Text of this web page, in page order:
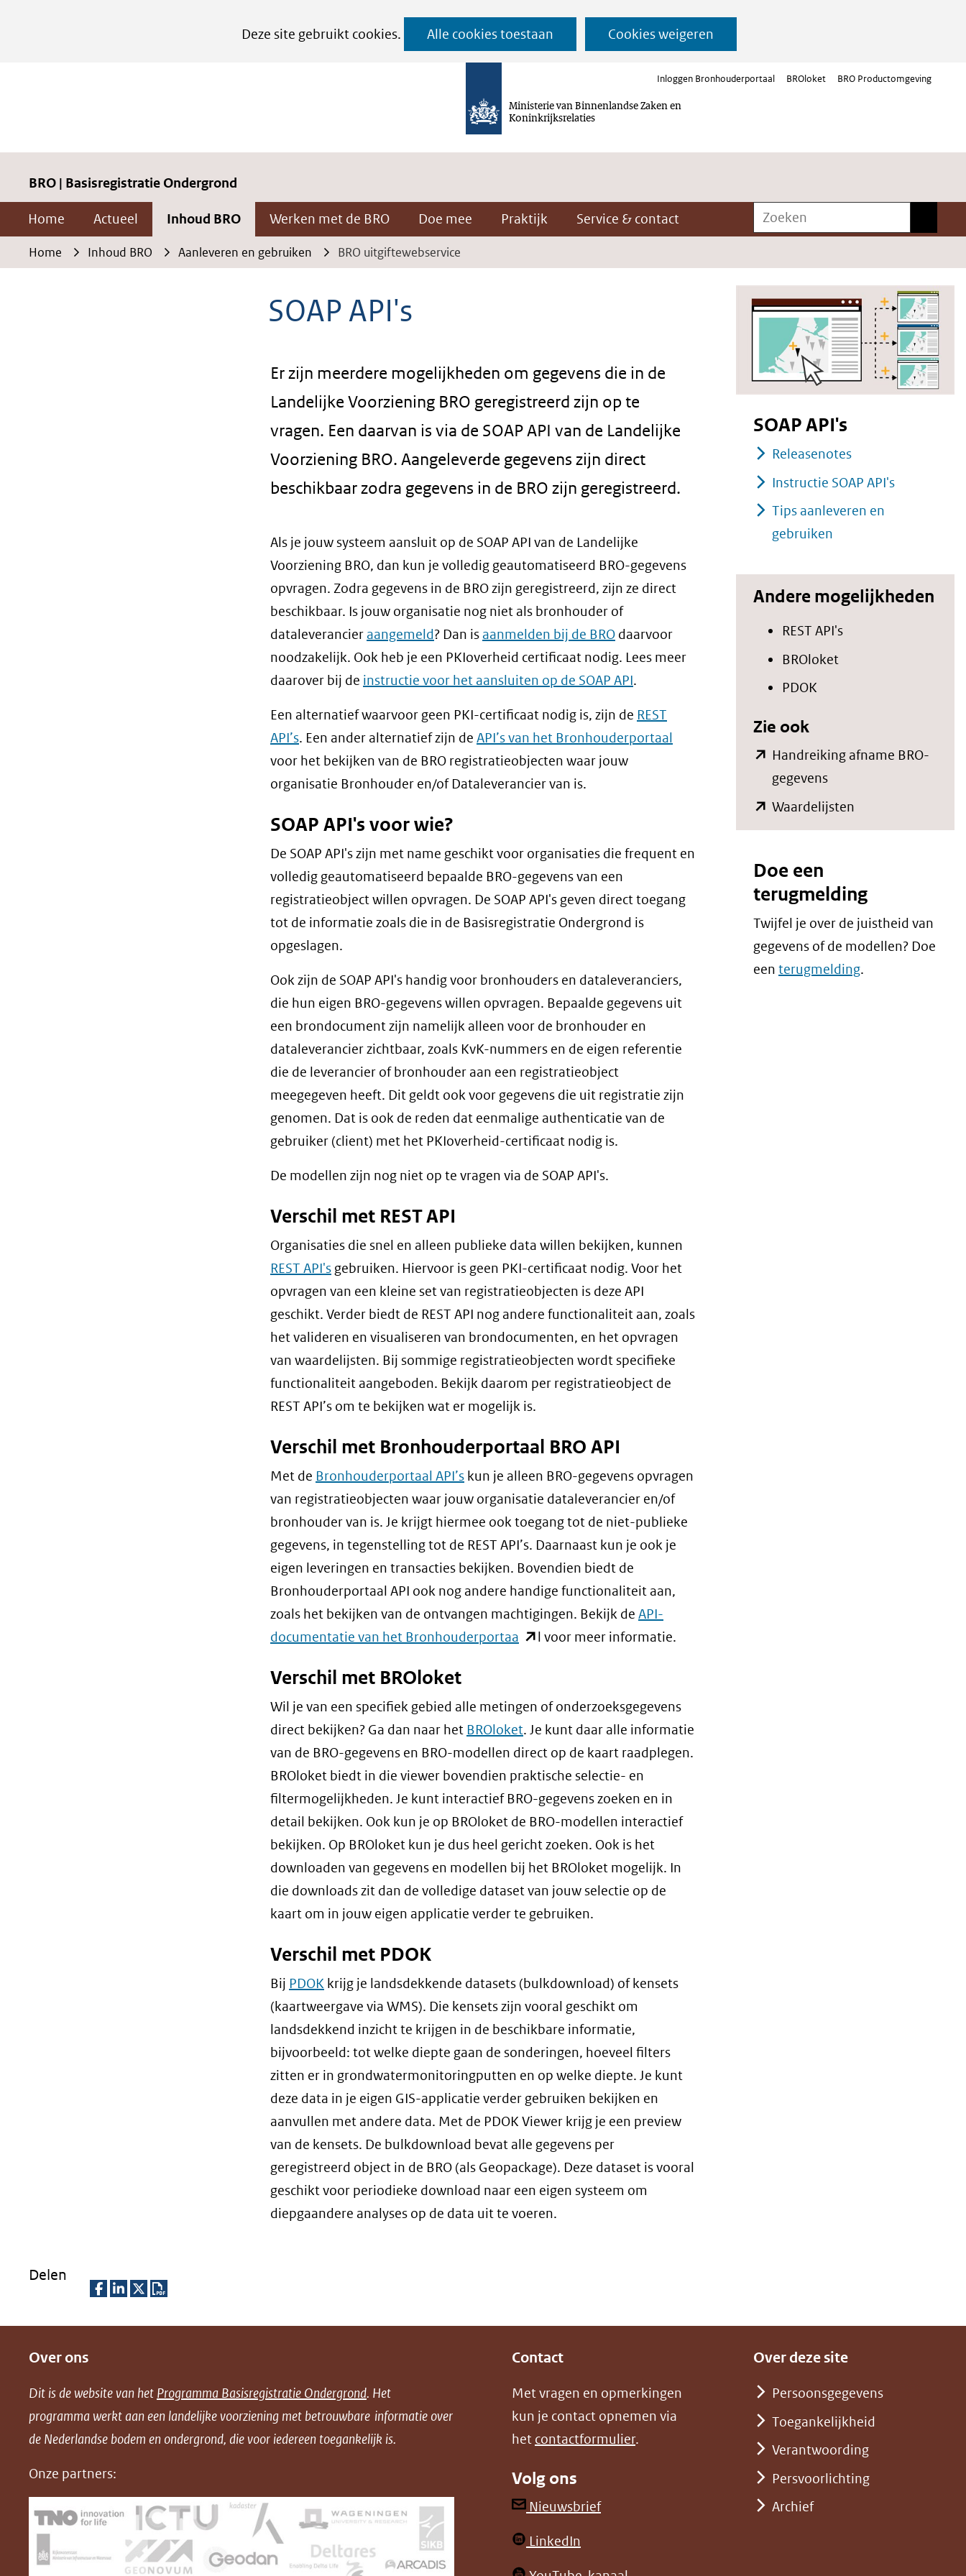
Deze site gebruikt cookies.
van
cookies
op
deze
website
worden
Alle cookies toestaan Cookies weigeren
Ga
naar
de
Ministerie van Binnenlandse Zaken en
Koninkrijksrelaties
Inloggen Bronhouderportaal BROloket BRO Productomgeving
BRO | Basisregistratie Ondergrond
Home Actueel Inhoud BRO Werken met de BRO Doe mee Praktijk Service & contact Zoeken
Home Inhoud BRO Aanleveren en gebruiken BRO uitgiftewebservice
SOAP API's
Er zijn meerdere mogelijkheden om gegevens die in de
Landelijke Voorziening BRO geregistreerd zijn op te
vragen. Een daarvan is via de SOAP API van de Landelijke
Voorziening BRO. Aangeleverde gegevens zijn direct
beschikbaar zodra gegevens in de BRO zijn geregistreerd.
Als je jouw systeem aansluit op de SOAP API van de Landelijke
Voorziening BRO, dan kun je volledig geautomatiseerd BRO-gegevens
opvragen. Zodra gegevens in de BRO zijn geregistreerd, zijn ze direct
beschikbaar. Is jouw organisatie nog niet als bronhouder of
dataleverancier aangemeld? Dan is aanmelden bij de BRO daarvoor
noodzakelijk. Ook heb je een PKIoverheid certificaat nodig. Lees meer
daarover bij de instructie voor het aansluiten op de SOAP API.
Een alternatief waarvoor geen PKI-certificaat nodig is, zijn de REST
API’s. Een ander alternatief zijn de API’s van het Bronhouderportaal
voor het bekijken van de BRO registratieobjecten waar jouw
organisatie Bronhouder en/of Dataleverancier van is.
SOAP API's voor wie?
De SOAP API's zijn met name geschikt voor organisaties die frequent en
volledig geautomatiseerd bepaalde BRO-gegevens van een
registratieobject willen opvragen. De SOAP API's geven direct toegang
tot de informatie zoals die in de Basisregistratie Ondergrond is
opgeslagen.
Ook zijn de SOAP API's handig voor bronhouders en dataleveranciers,
die hun eigen BRO-gegevens willen opvragen. Bepaalde gegevens uit
een brondocument zijn namelijk alleen voor de bronhouder en
dataleverancier zichtbaar, zoals KvK-nummers en de eigen referentie
die de leverancier of bronhouder aan een registratieobject
meegegeven heeft. Dit geldt ook voor gegevens die uit registratie zijn
genomen. Dat is ook de reden dat eenmalige authenticatie van de
gebruiker (client) met het PKIoverheid-certificaat nodig is.
De modellen zijn nog niet op te vragen via de SOAP API's.
Verschil met REST API
Organisaties die snel en alleen publieke data willen bekijken, kunnen
REST API's gebruiken. Hiervoor is geen PKI-certificaat nodig. Voor het
opvragen van een kleine set van registratieobjecten is deze API
geschikt. Verder biedt de REST API nog andere functionaliteit aan, zoals
het valideren en visualiseren van brondocumenten, en het opvragen
van waardelijsten. Bij sommige registratieobjecten wordt specifieke
functionaliteit aangeboden. Bekijk daarom per registratieobject de
REST API’s om te bekijken wat er mogelijk is.
Verschil met Bronhouderportaal BRO API
Met de Bronhouderportaal API’s kun je alleen BRO-gegevens opvragen
van registratieobjecten waar jouw organisatie dataleverancier en/of
bronhouder van is. Je krijgt hiermee ook toegang tot de niet-publieke
gegevens, in tegenstelling tot de REST API’s. Daarnaast kun je ook je
eigen leveringen en transacties bekijken. Bovendien biedt de
Bronhouderportaal API ook nog andere handige functionaliteit aan,
zoals het bekijken van de ontvangen machtigingen. Bekijk de API-
documentatie van het Bronhouderportaa (opent
venster)
(verwijst
naar
een
andere
website)
l voor meer informatie.
Verschil met BROloket
Wil je van een specifiek gebied alle metingen of onderzoeksgegevens
direct bekijken? Ga dan naar het BROloket. Je kunt daar alle informatie
van de BRO-gegevens en BRO-modellen direct op de kaart raadplegen.
BROloket biedt in die viewer bovendien praktische selectie- en
filtermogelijkheden. Je kunt interactief BRO-gegevens zoeken en in
detail bekijken. Ook kun je op BROloket de BRO-modellen interactief
bekijken. Op BROloket kun je dus heel gericht zoeken. Ook is het
downloaden van gegevens en modellen bij het BROloket mogelijk. In
die downloads zit dan de volledige dataset van jouw selectie op de
kaart om in jouw eigen applicatie verder te gebruiken.
Verschil met PDOK
Bij PDOK krijg je landsdekkende datasets (bulkdownload) of kensets
(kaartweergave via WMS). Die kensets zijn vooral geschikt om
landsdekkend inzicht te krijgen in de beschikbare informatie,
bijvoorbeeld: tot welke diepte gaan de sonderingen, hoeveel filters
zitten er in grondwatermonitoringputten en op welke diepte. Je kunt
deze data in je eigen GIS-applicatie verder gebruiken bekijken en
aanvullen met andere data. Met de PDOK Viewer krijg je een preview
van de kensets. De bulkdownload bevat alle gegevens per
geregistreerd object in de BRO (als Geopackage). Deze dataset is vooral
geschikt voor periodieke download naar een eigen systeem om
diepgaandere analyses op de data uit te voeren.
SOAP API's
Releasenotes
Instructie SOAP API's
Tips aanleveren en
gebruiken
Andere mogelijkheden
REST API's
BROloket
PDOK
Zie ook
Handreiking afname BRO-
gegevens(opent
in
naar
een
andere
website)
Waardelijsten
in
(verwijst
naar
een
andere
Doe een
terugmelding
Twijfel je over de juistheid van
gegevens of de modellen? Doe
een terugmelding.
Delen
n
o
p
c
e
n
o
p
n
n
o
p
in
nieuw
venster)
(verwijst
l
o
a
D
F
Over ons
Dit is de website van het Programma Basisregistratie Ondergrond. Het
programma werkt aan een landelijke voorziening met betrouwbare informatie over
de Nederlandse bodem en ondergrond, die voor iedereen toegankelijk is.
Onze partners:
Contact
Met vragen en opmerkingen
kun je contact opnemen via
het contactformulier.
Volg ons
Nieuwsbrief(opent
LinkedIn
Over deze site
Persoonsgegevens
Toegankelijkheid
Verantwoording
Persvoorlichting
Archief